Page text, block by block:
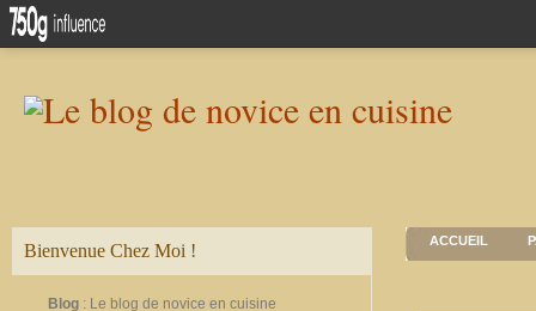
Bienvenue Chez Moi !
Blog : Le blog de novice en cuisine
ACCUEIL